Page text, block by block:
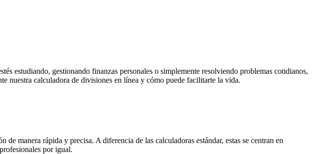
estudiando, gestionando finanzas personales o simplemente resolviendo problemas cotidianos,
nuestra calculadora de divisiones en línea y cómo puede facilitarte la vida.
manera rápida y precisa. A diferencia de las calculadoras estándar, estas se centran en
por igual.